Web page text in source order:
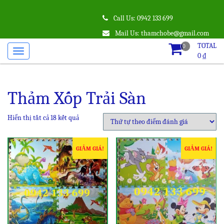
Call Us: 0942 133 699
Mail Us: thamchobe@gmail.com
0
TOTAL
0₫
Thảm Xốp Trải Sàn
Hiển thị tất cả 18 kết quả
GIẢM GIÁ! GIẢM GIÁ!